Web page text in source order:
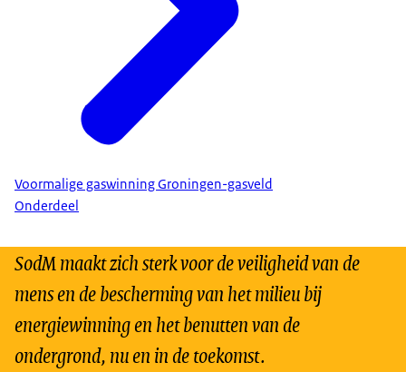
Voormalige gaswinning Groningen-gasveld
Onderdeel
SodM maakt zich sterk voor de veiligheid van de
mens en de bescherming van het milieu bij
energiewinning en het benutten van de
ondergrond, nu en in de toekomst.